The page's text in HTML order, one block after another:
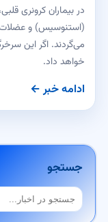
در بیماران کرونری
(استنوسیس) و
می‌گردند. اگر این
خواهد داد.
ادامه خبر ←
جستجو
جستجو